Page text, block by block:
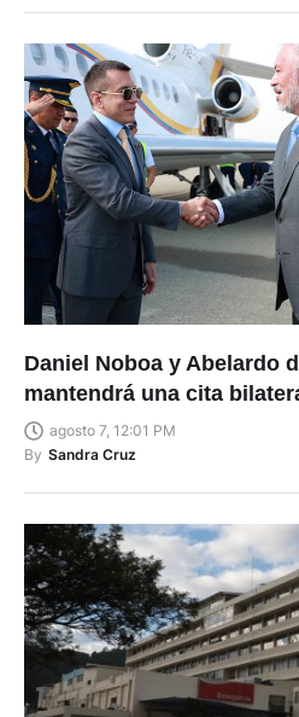
Daniel Noboa y Abelardo
mantendrá una cita
agosto 7, 12:01 PM
By Sandra Cruz